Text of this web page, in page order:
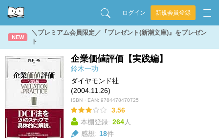
ログイン 新規会員登録
NEW
＼プレミアム会員限定／『プレゼント(新潮文庫)』をプレゼン
ト
企業価値評価【実践編】
鈴木一功
ダイヤモンド社
(2004.11.26)
ISBN・EAN: 9784478470725
3.56
本棚登録: 264人
感想: 18件